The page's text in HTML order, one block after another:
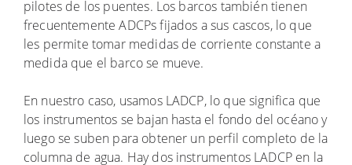
pilotes de los puentes. Los barcos también tienen
frecuentemente ADCPs fijados a sus cascos, lo que
les permite tomar medidas de corriente constante a
medida que el barco se mueve.
En nuestro caso, usamos LADCP, lo que significa que
los instrumentos se bajan hasta el fondo del océano y
luego se suben para obtener un perfil completo de la
columna de agua. Hay dos instrumentos LADCP en la